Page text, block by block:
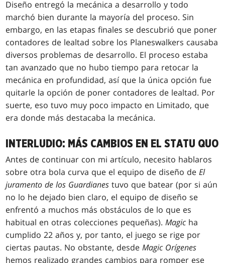
Diseño entregó la mecánica a desarrollo y todo
marchó bien durante la mayoría del proceso. Sin
embargo, en las etapas finales se descubrió que poner
contadores de lealtad sobre los Planeswalkers causaba
diversos problemas de desarrollo. El proceso estaba
tan avanzado que no hubo tiempo para retocar la
mecánica en profundidad, así que la única opción fue
quitarle la opción de poner contadores de lealtad. Por
suerte, eso tuvo muy poco impacto en Limitado, que
era donde más destacaba la mecánica.
INTERLUDIO: MÁS CAMBIOS EN EL STATU QUO
Antes de continuar con mi artículo, necesito hablaros
sobre otra bola curva que el equipo de diseño deEl
juramento de los Guardianes tuvo que batear (por si aún
no lo he dejado bien claro, el equipo de diseño se
enfrentó a muchos más obstáculos de lo que es
habitual en otras colecciones pequeñas).Magic ha
cumplido 22 años y, por tanto, el juego se rige por
ciertas pautas. No obstante, desdeMagic Orígenes
hemos realizado grandes cambios para romper ese